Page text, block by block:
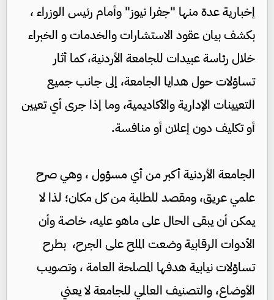
إخبارية عدة منها "جفرا نيوز" وأمام رئيس الوزراء ،
بكشف بيان عقود الاستشارات والخدمات و الخبراء
خلال رئاسة عبيدات للجامعة الأردنية، كما أثار
تساؤلات حول هدايا الجامعة، إلى جانب جميع
التعيينات الإدارية والأكاديمية، وما إذا جرى أي تعيين
أو تكليف دون إعلان أو منافسة.
الجامعة الأردنية أكبر من أي مسؤول ، وهي صرح
علمي عريق، ومقصد للطلبة من كل مكان؛ لذا لا
يمكن أن يبقى الحال على ماهو عليه، خاصة وأن
الأدوات الرقابية وضعت الملح على الجرح، بطرح
تساؤلات نيابية هدفها المصلحة العامة ، وتصويب
الأوضاع، والتصنيف العالمي للجامعة لا يعني